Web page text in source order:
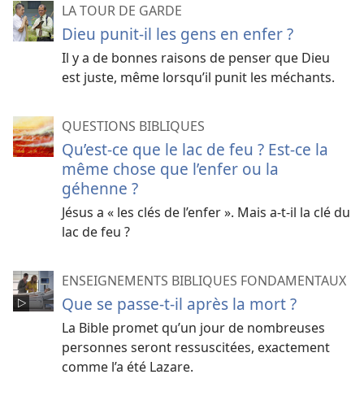
LA TOUR DE GARDE
Dieu punit-il les gens en enfer ?
Il y a de bonnes raisons de penser que Dieu
est juste, même lorsqu’il punit les méchants.
QUESTIONS BIBLIQUES
Qu’est-ce que le lac de feu ? Est-ce la
même chose que l’enfer ou la
géhenne ?
Jésus a « les clés de l’enfer ». Mais a-t-il la clé du
lac de feu ?
ENSEIGNEMENTS BIBLIQUES FONDAMENTAUX
Que se passe-t-il après la mort ?
La Bible promet qu’un jour de nombreuses
personnes seront ressuscitées, exactement
comme l’a été Lazare.